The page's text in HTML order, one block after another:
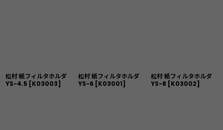
松村 紙フィルタホルダ
YS-4.5 [K03003]
松村 紙フィルタホルダ
YS-6 [K03001]
松村 紙フィルタホルダ
YS-8 [K03002]